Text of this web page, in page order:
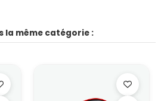
la même catégorie :